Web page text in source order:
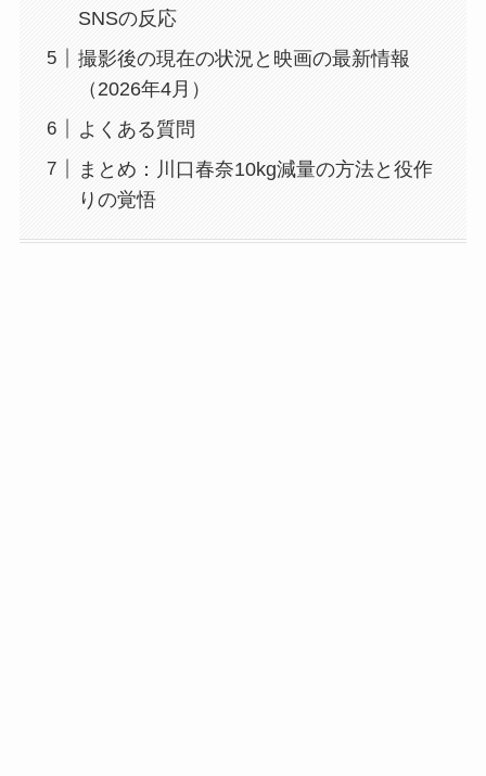
SNSの反応
撮影後の現在の状況と映画の最新情報
（2026年4月）
よくある質問
まとめ：川口春奈10kg減量の方法と役作
りの覚悟